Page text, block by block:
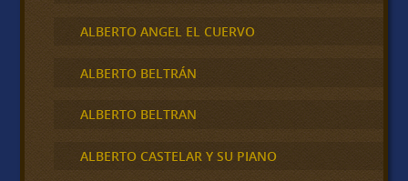
ALBERTO ANGEL EL CUERVO
ALBERTO BELTRÁN
ALBERTO BELTRAN
ALBERTO CASTELAR Y SU PIANO